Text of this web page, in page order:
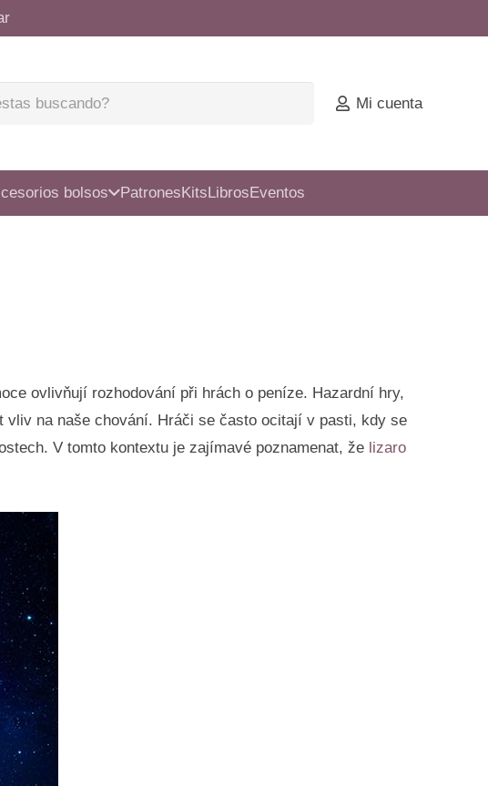
Mi cuenta
bolsos PatronesKitsLibrosEventos
ovlivňují rozhodování při hrách o peníze. Hazardní hry,
vliv na naše chování. Hráči se často ocitají v pasti, kdy se
V tomto kontextu je zajímavé poznamenat, že lizaro